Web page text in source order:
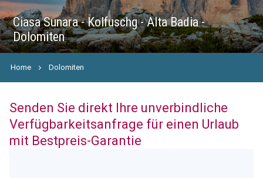
Ciasa Sunara - Kolfuschg - Alta Badia -
Dolomiten
Home Dolomiten
Senden Sie direkt Ihre unverbindliche
Verfügbarkeitsanfrage für einen Urlaub
mit Bestpreis-Garantie